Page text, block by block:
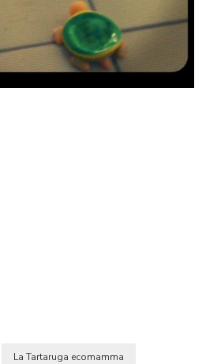
La Tartaruga ecomamma